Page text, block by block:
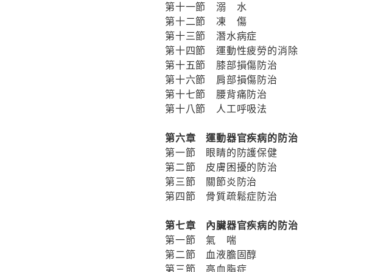
第十一節 溺 水
第十二節 凍 傷
第十三節 潛水病症
第十四節 運動性疲勞的消除
第十五節 膝部損傷防治
第十六節 肩部損傷防治
第十七節 腰背痛防治
第十八節 人工呼吸法
第六章 運動器官疾病的防治
第一節 眼睛的防護保健
第二節 皮膚困擾的防治
第三節 關節炎防治
第四節 骨質疏鬆症防治
第七章 內臟器官疾病的防治
第一節 氣 喘
第二節 血液膽固醇
第三節 高血脂症